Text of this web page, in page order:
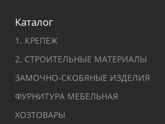
Каталог
1. КРЕПЕЖ
2. СТРОИТЕЛЬНЫЕ МАТЕРИАЛЫ
ЗАМОЧНО-СКОБЯНЫЕ ИЗДЕЛИЯ
ФУРНИТУРА МЕБЕЛЬНАЯ
ХОЗТОВАРЫ